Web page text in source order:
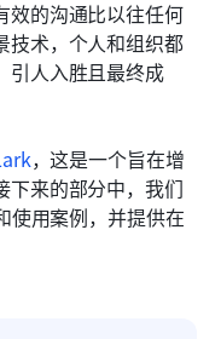
效的沟通比以往任何
技术，个人和组织都
引人入胜且最终成
，这是一个旨在增
下来的部分中，我们
使用案例，并提供在